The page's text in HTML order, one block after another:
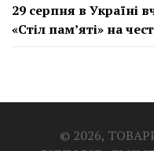
29 серпня в Україні
«Стіл пам’яті» на
© 2026,